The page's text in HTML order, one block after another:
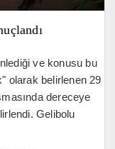
ve konusu bu
olarak belirlenen 29
dereceye
Gelibolu